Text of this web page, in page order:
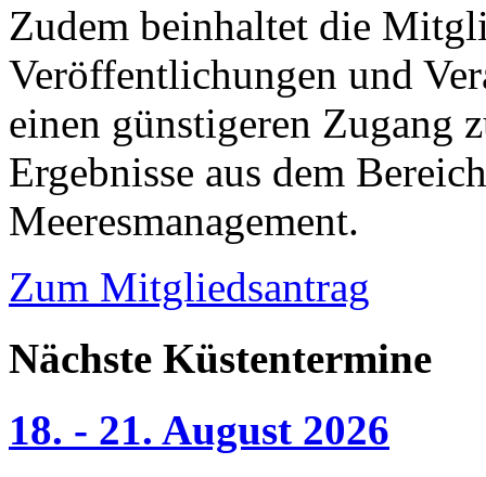
Zudem beinhaltet die
Veröffentlichungen und
einen günstigeren Zugang
Ergebnisse aus dem
Meeresmanagement.
Zum Mitgliedsantrag
Nächste Küstentermine
18. - 21. August 2026